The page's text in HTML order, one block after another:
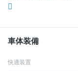
車体装備
快適装置